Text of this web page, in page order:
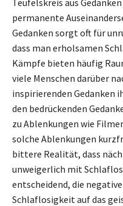
permanente
Gedanken sorgt oft für
dass man erholsamen
Kämpfe bieten häufig
viele Menschen darüber
inspirierenden Gedanken
den bedrückenden
zu Ablenkungen wie
solche Ablenkungen
bittere Realität, dass
unweigerlich mit
entscheidend, die
Schlaflosigkeit auf das